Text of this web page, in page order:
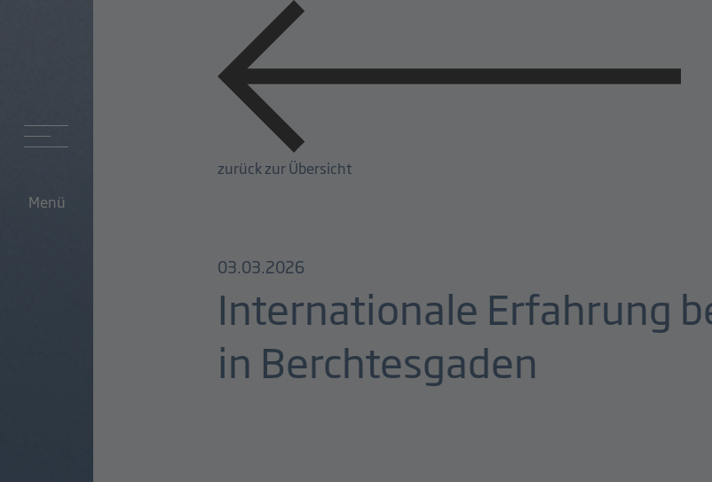
Menü
zurück zur Übersicht
03.03.2026
Internationale Erfahrung
in Berchtesgaden